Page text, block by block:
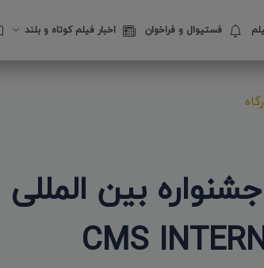
فستیوال‌ و فراخوان اخبار فیلم کوتاه و بلند
دوره جشنواره بین المللی
CMS